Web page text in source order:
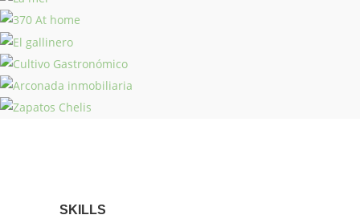
Jairo
Petit comite
La mer
370 At home
El gallinero
Cultivo Gastronómico
SKILLS